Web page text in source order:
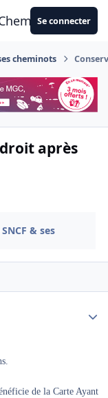
Se connecter
cheminots
après
& ses
de la Carte Ayant